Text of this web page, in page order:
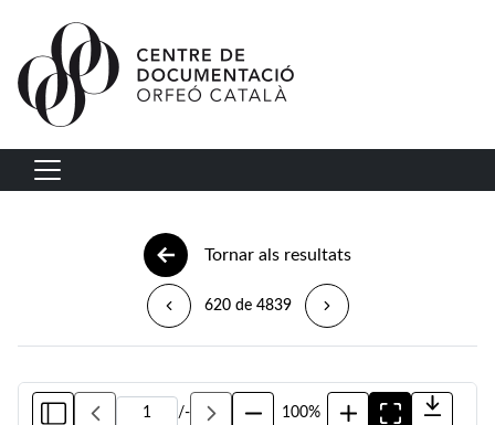
Vés al contingut
Navegació principal
Tornar als resultats
620 de 4839
/- 100%